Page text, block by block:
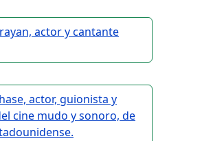
actor y cantante
actor, guionista y
cine mudo y sonoro, de